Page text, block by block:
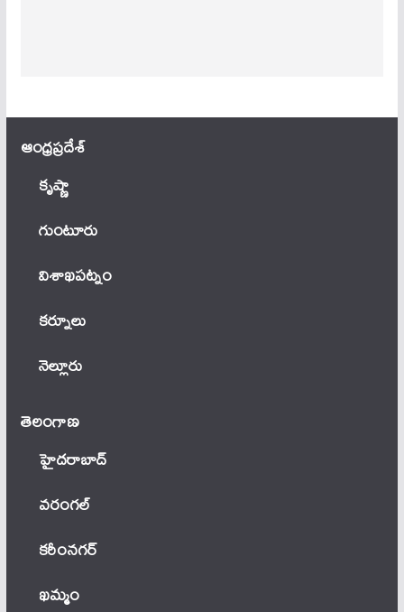
ఆంధ్ర‌ప్ర‌దేశ్
కృష్ణా
గుంటూరు
విశాఖపట్నం
కర్నూలు
నెల్లూరు
తెలంగాణ‌
హైదరాబాద్
వ‌రంగ‌ల్
కరీంనగర్
ఖ‌మ్మం